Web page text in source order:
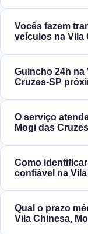
Vocês fazem
veículos na Vila
Guincho 24h na
Cruzes‑SP
O serviço
Mogi das
Como
confiável na
Qual o prazo
Vila Chinesa,